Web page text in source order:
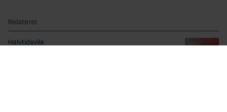
Relaterat
Halvtidsvila